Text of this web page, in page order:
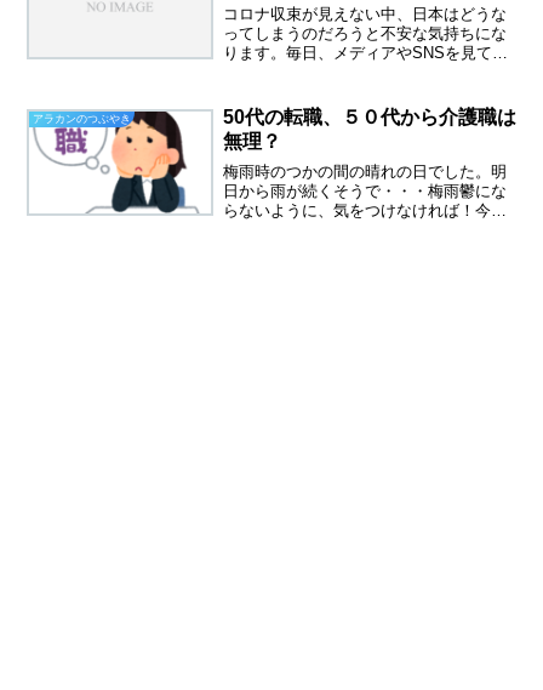
コロナ収束が見えない中、日本はどうな
ってしまうのだろうと不安な気持ちにな
ります。毎日、メディアやSNSを見てい
か考えないなど、他人を思いやる気持ち
が欠落してきたと思うの...
アラカンのつぶやき
50代の転職、５０代から介護職は
無理？
梅雨時のつかの間の晴れの日でした。明
日から雨が続くそうで・・・梅雨鬱にな
らないように、気をつけなければ！今日